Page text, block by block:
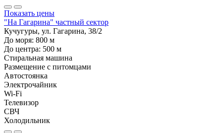
Показать цены
"На Гагарина" частный сектор
Кучугуры, ул. Гагарина, 38/2
До моря: 800 м
До центра: 500 м
Стиральная машина
Размещение с питомцами
Автостоянка
Электрочайник
Wi-Fi
Телевизор
СВЧ
Холодильник